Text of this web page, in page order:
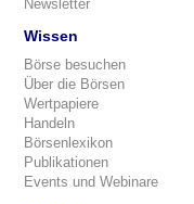
Newsletter
Wissen
Börse besuchen
Über die Börsen
Wertpapiere
Handeln
Börsenlexikon
Publikationen
Events und Webinare